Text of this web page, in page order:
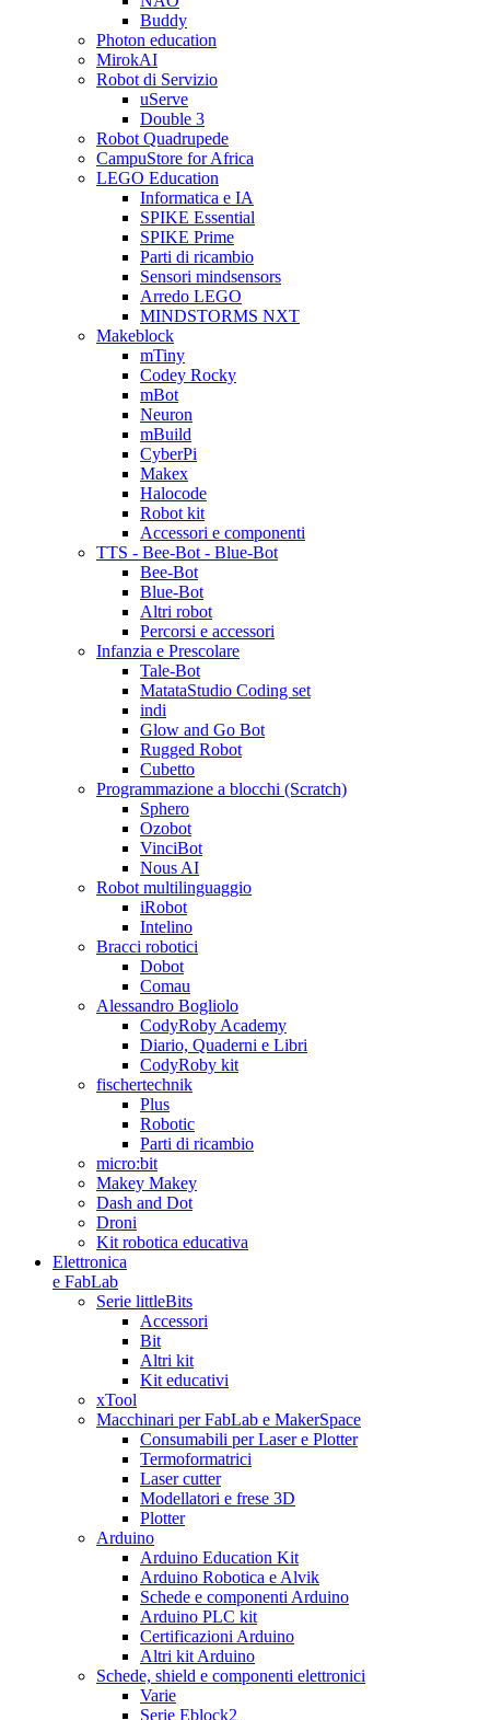
Buddy
Photon education
MirokAI
Robot di Servizio
uServe
Double 3
Robot Quadrupede
CampuStore for Africa
LEGO Education
Informatica e IA
SPIKE Essential
SPIKE Prime
Parti di ricambio
Sensori mindsensors
Arredo LEGO
MINDSTORMS NXT
Makeblock
mTiny
Codey Rocky
mBot
Neuron
mBuild
CyberPi
Makex
Halocode
Robot kit
Accessori e componenti
TTS - Bee-Bot - Blue-Bot
Bee-Bot
Blue-Bot
Altri robot
Percorsi e accessori
Infanzia e Prescolare
Tale-Bot
MatataStudio Coding set
indi
Glow and Go Bot
Rugged Robot
Cubetto
Programmazione a blocchi (Scratch)
Sphero
Ozobot
VinciBot
Nous AI
Robot multilinguaggio
iRobot
Intelino
Bracci robotici
Dobot
Comau
Alessandro Bogliolo
CodyRoby Academy
Diario, Quaderni e Libri
CodyRoby kit
fischertechnik
Plus
Robotic
Parti di ricambio
micro:bit
Makey Makey
Dash and Dot
Droni
Kit robotica educativa
Elettronica
e FabLab
Serie littleBits
Accessori
Bit
Altri kit
Kit educativi
xTool
Macchinari per FabLab e MakerSpace
Consumabili per Laser e Plotter
Termoformatrici
Laser cutter
Modellatori e frese 3D
Plotter
Arduino
Arduino Education Kit
Arduino Robotica e Alvik
Schede e componenti Arduino
Arduino PLC kit
Certificazioni Arduino
Altri kit Arduino
Schede, shield e componenti elettronici
Varie
Serie Eblock2